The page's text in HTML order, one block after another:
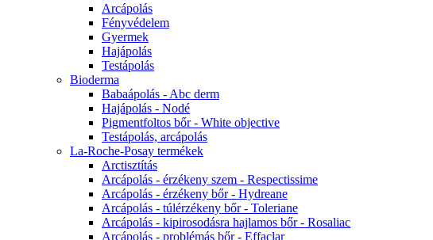
Arcápolás
Fényvédelem
Gyermek
Hajápolás
Testápolás
Bioderma
Babaápolás - Abc derm
Hajápolás - Nodé
Pigmentfoltos bőr - White objective
Testápolás, arcápolás
La-Roche-Posay termékek
Arctisztítás
Arcápolás - érzékeny szem - Respectissime
Arcápolás - érzékeny bőr - Hydreane
Arcápolás - túlérzékeny bőr - Toleriane
Arcápolás - kipirosodásra hajlamos bőr - Rosaliac
Arcápolás - problémás bőr - Effaclar